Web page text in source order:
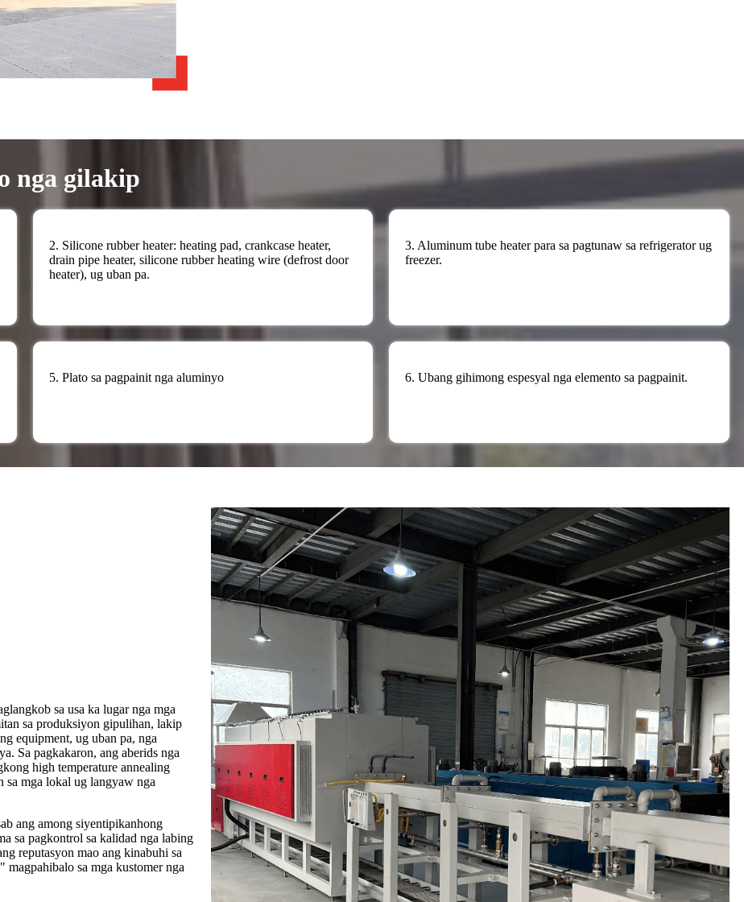
nga gilakip
2. Silicone rubber heater: heating pad, crankcase heater,
drain pipe heater, silicone rubber heating wire (defrost door
heater), ug uban pa.
3. Aluminum tube heater para sa pagtunaw sa refrigerator ug
freezer.
5. Plato sa pagpainit nga aluminyo 6. Ubang gihimong espesyal nga elemento sa pagpainit.
sa usa ka lugar nga mga
sa produksiyon gipulihan, lakip
equipment, ug uban pa, nga
Sa pagkakaron, ang aberids nga
high temperature annealing
sa mga lokal ug langyaw nga
ang among siyentipikanhong
sa pagkontrol sa kalidad nga labing
reputasyon mao ang kinabuhi sa
sa mga kustomer nga